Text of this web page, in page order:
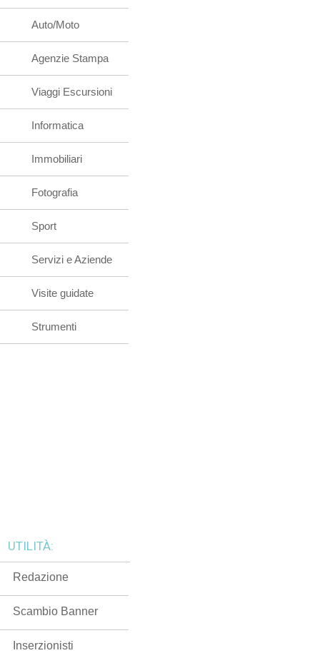
Auto/Moto
Agenzie Stampa
Viaggi Escursioni
Informatica
Immobiliari
Fotografia
Sport
Servizi e Aziende
Visite guidate
Strumenti
UTILITÀ:
Redazione
Scambio Banner
Inserzionisti